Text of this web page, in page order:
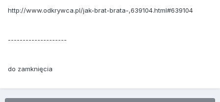
http://www.odkrywca.pl/jak-brat-brata-,639104.html#639104
--------------------
do zamknięcia